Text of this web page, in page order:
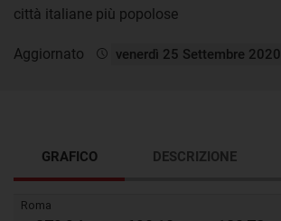
città italiane più popolose
Aggiornato venerdì 25 Settembre 2020
GRAFICO DESCRIZIONE